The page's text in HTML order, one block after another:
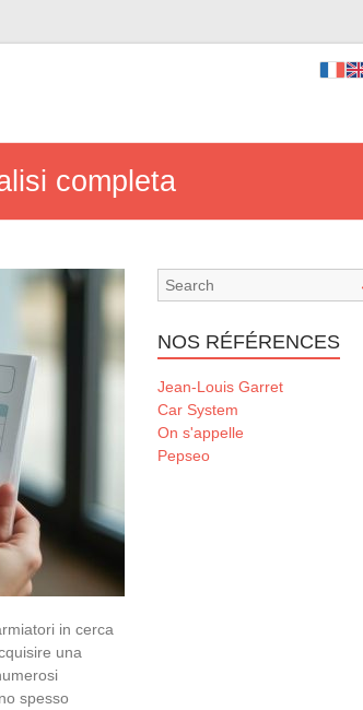
completa
in cerca
una
spesso
NOS RÉFÉRENCES
Jean-Louis Garret
Car System
On s'appelle
Pepseo